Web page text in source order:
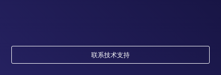
联系技术支持